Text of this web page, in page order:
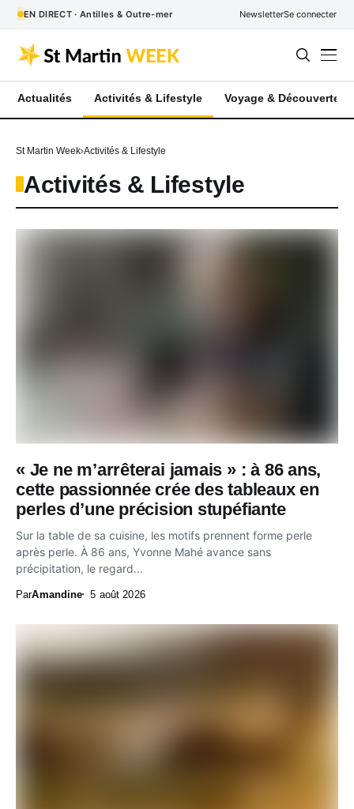
EN DIRECT · Antilles & Outre-mer NewsletterSe connecter
Actualités Activités & Lifestyle Voyage & Découverte
St Martin Week Activités & Lifestyle
Activités & Lifestyle
« Je ne m’arrêterai jamais » : à 86 ans,
cette passionnée crée des tableaux en
perles d’une précision stupéfiante
Sur la table de sa cuisine, les motifs prennent forme perle
après perle. À 86 ans, Yvonne Mahé avance sans
précipitation, le regard...
ParAmandine 5 août 2026